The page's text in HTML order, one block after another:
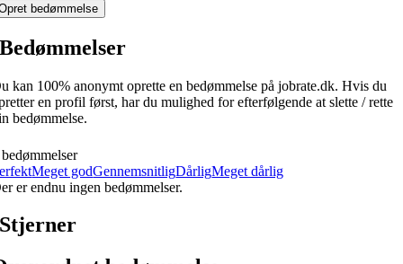
bedømmelse
Bedømmelser
kan 100% anonymt oprette en bedømmelse på jobrate.dk. Hvis du
en profil først, har du mulighed for efterfølgende at slette / rette
bedømmelse.
Meget godGennemsnitligDårligMeget dårlig
er endnu ingen bedømmelser.
Stjerner